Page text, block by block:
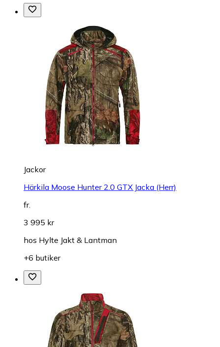
Jackor
Härkila Moose Hunter 2.0 GTX Jacka (Herr)
fr.
3 995 kr
hos Hylte Jakt & Lantman
+6 butiker